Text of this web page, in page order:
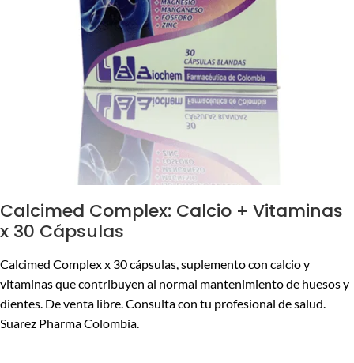
Calcimed Complex: Calcio + Vitaminas
x 30 Cápsulas
Calcimed Complex x 30 cápsulas, suplemento con calcio y
vitaminas que contribuyen al normal mantenimiento de huesos y
dientes. De venta libre. Consulta con tu profesional de salud.
Suarez Pharma Colombia.